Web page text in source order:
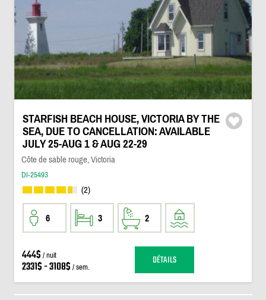
STARFISH BEACH HOUSE, VICTORIA BY THE
SEA, DUE TO CANCELLATION: AVAILABLE
JULY 25-AUG 1 & AUG 22-29
Côte de sable rouge, Victoria
DI-25493
(2)
6 3 2
444$ / nuit
2331$ - 3108$ / sem. DÉTAILS